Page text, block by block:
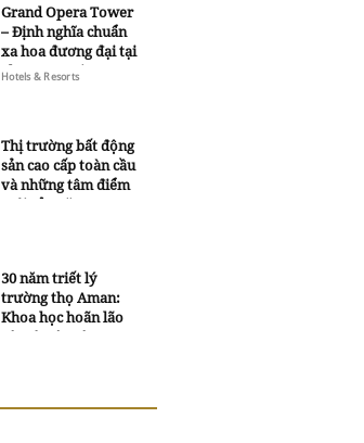
Grand Opera Tower
– Định nghĩa chuẩn
xa hoa đương đại tại
Sheraton Saigon
Hotels & Resorts
Thị trường bất động
sản cao cấp toàn cầu
và những tâm điểm
mới của năm 2026
30 năm triết lý
trường thọ Aman:
Khoa học hoãn lão
và trí tuệ ngàn xưa